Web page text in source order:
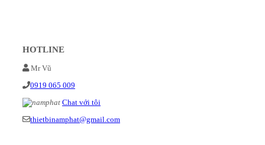
HOTLINE
Mr Vũ
0919 065 009
Chat với tôi
thietbinamphat@gmail.com